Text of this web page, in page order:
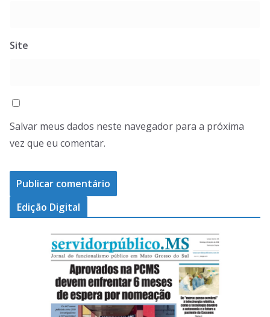
Site
Salvar meus dados neste navegador para a próxima
vez que eu comentar.
Edição Digital